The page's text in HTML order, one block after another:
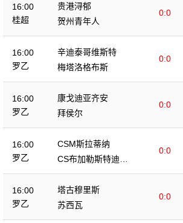
16:00
桂超
贵港浔郁
0:0
贺州青年人
16:00
罗乙
辛迪泰哥维斯特
0:0
梅塔洛格布斯
16:00
罗乙
康戈迪亚齐安
0:0
拜侯尔
16:00
罗乙
CSM斯拉蒂纳
0:0
CS布加勒斯特迪纳
摩
16:00
罗乙
塔古穆里斯
0:0
苏西瓦